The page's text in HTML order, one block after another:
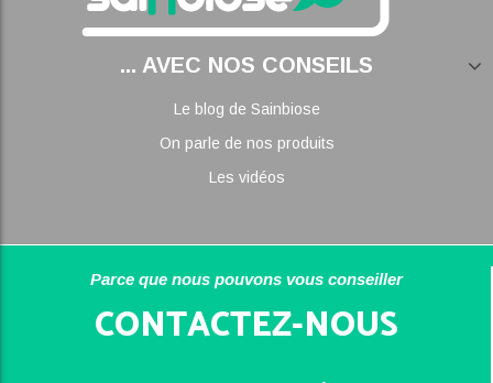
... AVEC NOS CONSEILS
Le blog de Sainbiose
On parle de nos produits
Les vidéos
Parce que nous pouvons vous conseiller
CONTACTEZ-NOUS